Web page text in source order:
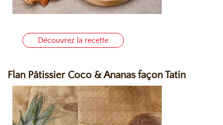
Découvrez la recette
Flan Pâtissier Coco & Ananas façon Tatin